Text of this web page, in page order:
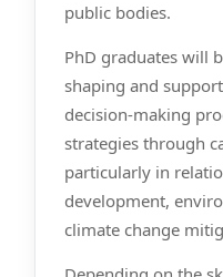
public bodies.
PhD graduates will
shaping and
decision-making
strategies through
particularly in
development,
climate change